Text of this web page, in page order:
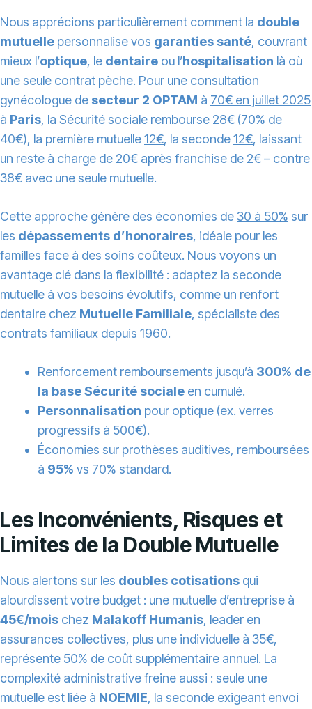
Nous apprécions particulièrement comment la double
mutuelle personnalise vos garanties santé, couvrant
mieux l’optique, le dentaire ou l’hospitalisation là où
une seule contrat pèche. Pour une consultation
gynécologue de secteur 2 OPTAM à 70€ en juillet 2025
à Paris, la Sécurité sociale rembourse 28€ (70% de
40€), la première mutuelle12€, la seconde12€, laissant
un reste à charge de 20€ après franchise de 2€ – contre
38€ avec une seule mutuelle.
Cette approche génère des économies de30 à 50% sur
les dépassements d’honoraires, idéale pour les
familles face à des soins coûteux. Nous voyons un
avantage clé dans la flexibilité : adaptez la seconde
mutuelle à vos besoins évolutifs, comme un renfort
dentaire chez Mutuelle Familiale, spécialiste des
contrats familiaux depuis 1960.
Renforcement remboursements jusqu’à 300% de
la base Sécurité sociale en cumulé.
Personnalisation pour optique (ex. verres
progressifs à 500€).
Économies sur prothèses auditives, remboursées
à 95% vs 70% standard.
Les Inconvénients, Risques et
Limites de la Double Mutuelle
Nous alertons sur les doubles cotisations qui
alourdissent votre budget : une mutuelle d’entreprise à
45€/mois chez Malakoff Humanis, leader en
assurances collectives, plus une individuelle à 35€,
représente 50% de coût supplémentaire annuel. La
complexité administrative freine aussi : seule une
mutuelle est liée à NOEMIE, la seconde exigeant envoi